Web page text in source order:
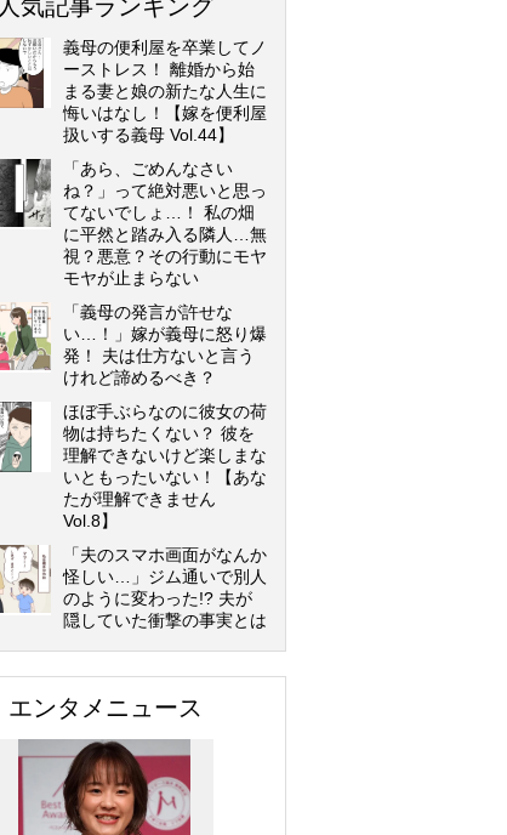
人気記事ランキング
義母の便利屋を卒業してノ
ーストレス！ 離婚から始
まる妻と娘の新たな人生に
悔いはなし！【嫁を便利屋
扱いする義母 Vol.44】
「あら、ごめんなさい
ね？」って絶対悪いと思っ
てないでしょ…！ 私の畑
に平然と踏み入る隣人…無
視？悪意？その行動にモヤ
モヤが止まらない
「義母の発言が許せな
い…！」嫁が義母に怒り爆
発！ 夫は仕方ないと言う
けれど諦めるべき？
ほぼ手ぶらなのに彼女の荷
物は持ちたくない？ 彼を
理解できないけど楽しまな
いともったいない！【あな
たが理解できません
Vol.8】
「夫のスマホ画面がなんか
怪しい…」ジム通いで別人
のように変わった!? 夫が
隠していた衝撃の事実とは
エンタメニュース